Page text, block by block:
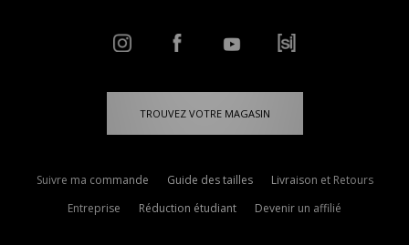
TROUVEZ VOTRE MAGASIN
Suivre ma commande Guide des tailles
Livraison et Retours
Entreprise
Réduction étudiant Devenir un affilié